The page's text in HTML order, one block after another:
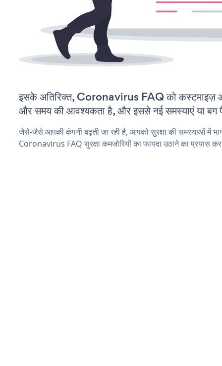
इसके अतिरिक्त, Coronavirus FAQ को कस्टमाइज़
और समय की आवश्यकता है, और इससे नई समस्याएं या बग
जैसे-जैसे आपकी कंपनी बढ़ती जा रही है, आपको सुरक्षा की समस्याओं में
Coronavirus FAQ सुरक्षा कमजोरियों का फायदा उठाने का प्रयास